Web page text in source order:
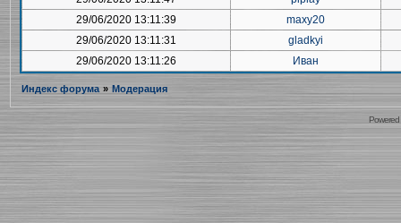
29/06/2020 13:11:39
maxy20
29/06/2020 13:11:31
gladkyi
29/06/2020 13:11:26
Иван
Индекс форума » Модерация